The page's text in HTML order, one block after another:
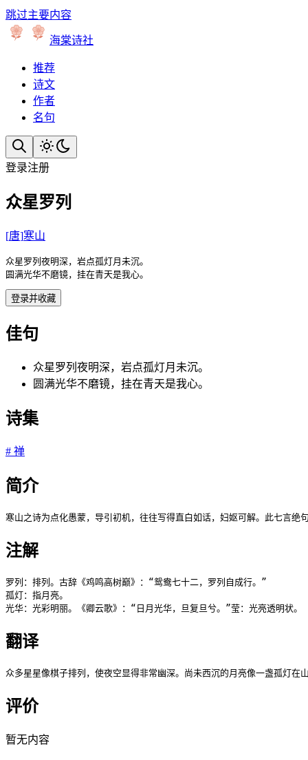
跳过主要内容
海棠诗社
推荐
诗文
作者
名句
登录注册
众星罗列
[唐]寒山
众星罗列夜明深，岩点孤灯月未沉。
圆满光华不磨镜，挂在青天是我心。
登录并收藏
佳句
众星罗列夜明深，岩点孤灯月未沉。
圆满光华不磨镜，挂在青天是我心。
诗集
# 禅
简介
寒山之诗为点化愚蒙，导引初机，往往写得直白如话，妇妪可解。此七言
注解
罗列：排列。古辞《鸡鸣高树巅》：“鸳鸯七十二，罗列自成行。”
孤灯：指月亮。
光华：光彩明丽。《卿云歌》：“日月光华，旦复旦兮。”莹：光亮透明状。
翻译
众多星星像棋子排列，使夜空显得非常幽深。尚未西沉的月亮像一盏孤灯
评价
暂无内容